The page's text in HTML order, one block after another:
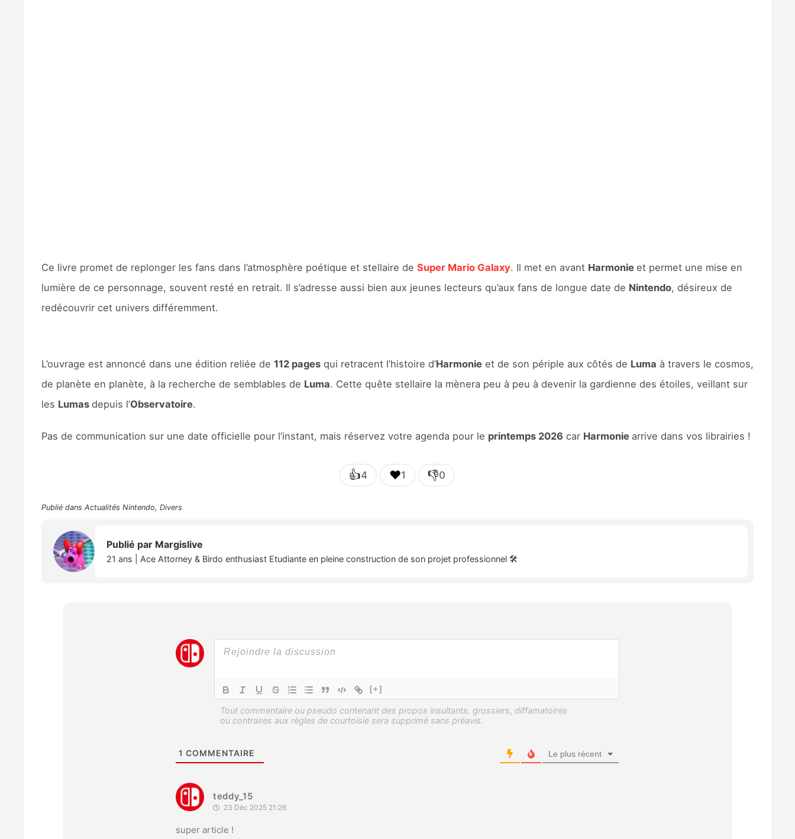
Ce livre promet de replonger les fans dans l’atmosphère poétique et stellaire de Super Mario Galaxy. Il met en avant Harmonie et permet une mise en
lumière de ce personnage, souvent resté en retrait. Il s’adresse aussi bien aux jeunes lecteurs qu’aux fans de longue date de Nintendo, désireux de
redécouvrir cet univers différemment.
L’ouvrage est annoncé dans une édition reliée de 112 pagesqui retracent l’histoire d’Harmonieet de son périple aux côtés de Luma à travers le cosmos,
de planète en planète, à la recherche de semblables de Luma. Cette quête stellaire la mènera peu à peu à devenir la gardienne des étoiles, veillant sur
les Lumas depuis l’Observatoire.
Pas de communication sur une date officielle pour l’instant, mais réservez votre agenda pour le printemps 2026 car Harmonie arrive dans vos librairies !
👍4 ❤️1 👎0
Publié dans Actualités Nintendo, Divers
Publié par Margislive
21 ans | Ace Attorney & Birdo enthusiast Etudiante en pleine construction de son projet professionnel 🛠️​
[+]
1 COMMENTAIRE Le plus récent
teddy_15
23 Déc 2025 21:26
super article !